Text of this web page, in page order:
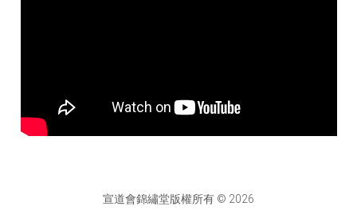
宣道會錦繡堂版權所有 © 2026